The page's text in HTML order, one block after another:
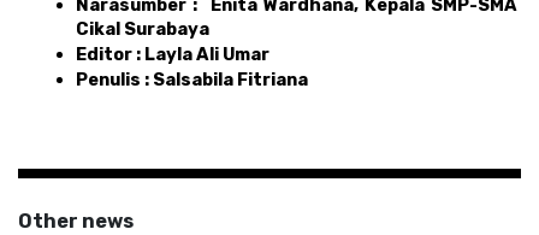
Cikal Surabaya
Editor : Layla Ali Umar
Penulis : Salsabila Fitriana
Other news